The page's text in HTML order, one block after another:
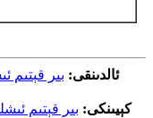
ئالدىنقى: بىر قېتىم
كېيىنكى: بىر قېتىم